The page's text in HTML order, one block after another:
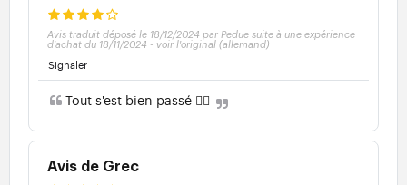
Avis traduit déposé le 18/12/2024 par Pedue suite à une expérience
d'achat du 18/11/2024 - voir l'original (allemand)
Signaler
Tout s'est bien passé 👍🏼
Avis de Grec